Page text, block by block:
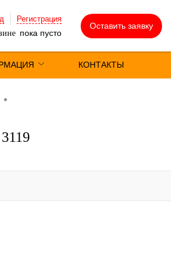
Регистрация
пока пусто
Оставить заявку
КОНТАКТЫ
•